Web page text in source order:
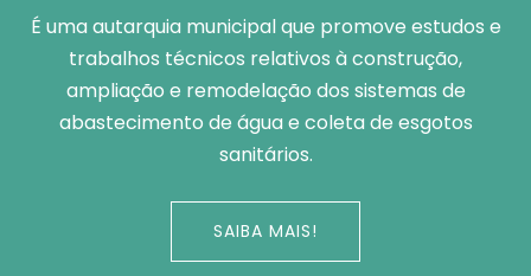
É uma autarquia municipal que promove estudos e
trabalhos técnicos relativos à construção,
ampliação e remodelação dos sistemas de
abastecimento de água e coleta de esgotos
sanitários.
SAIBA MAIS!